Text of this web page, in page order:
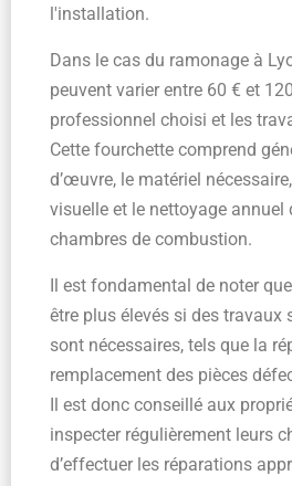
l'installation.
Dans le cas du ramonage à
peuvent varier entre 60 € et
professionnel choisi et les
Cette fourchette comprend
d’œuvre, le matériel
visuelle et le nettoyage annuel
chambres de combustion.
Il est fondamental de noter
être plus élevés si des travaux
sont nécessaires, tels que la
remplacement des pièces
Il est donc conseillé aux
inspecter régulièrement leurs
d’effectuer les réparations